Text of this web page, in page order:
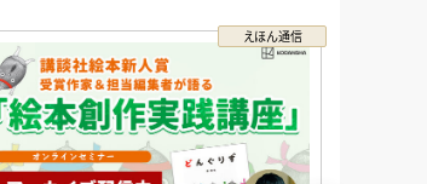
えほん通信